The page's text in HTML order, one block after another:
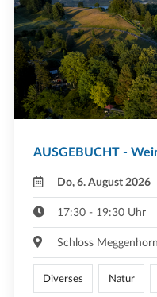
AUSGEBUCHT -
Do, 6. August 2026
17:30 - 19:30 Uhr
Schloss Meggenhorn
Diverses Natur